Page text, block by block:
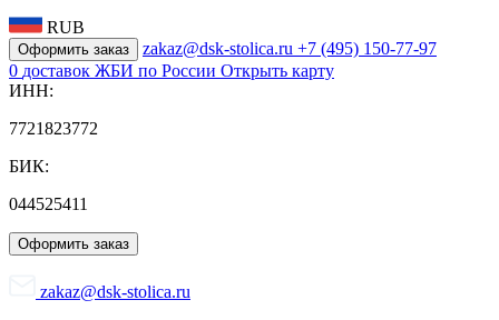
RUB
Оформить заказ zakaz@dsk-stolica.ru +7 (495) 150-77-97
0 доставок ЖБИ по России Открыть карту
ИНН:
7721823772
БИК:
044525411
Оформить заказ
zakaz@dsk-stolica.ru